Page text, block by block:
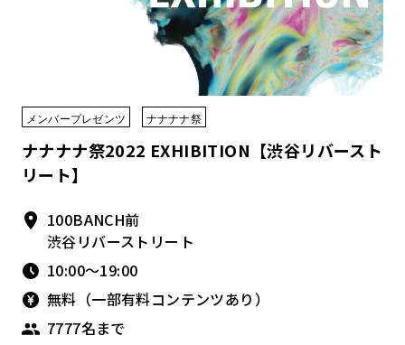
メンバープレゼンツ ナナナナ祭
ナナナナ祭2022 EXHIBITION【渋谷リバースト
リート】
100BANCH前
渋谷リバーストリート
10:00〜19:00
無料（一部有料コンテンツあり）
7777名まで